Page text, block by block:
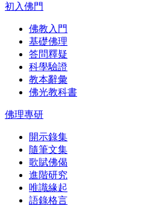
初入佛門
佛教入門
基礎佛理
答問釋疑
科學驗證
教本辭彙
佛光教科書
佛理專研
開示錄集
隨筆文集
歌賦佛偈
進階研究
唯識緣起
語錄格言